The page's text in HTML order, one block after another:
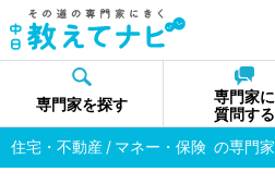
専門家を探す
専門家に
質問する
住宅・不動産
マネー・保険 の専門家